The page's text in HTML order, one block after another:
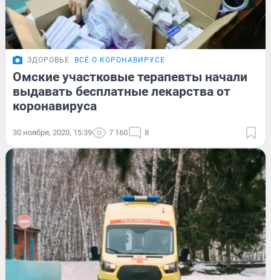
ЗДОРОВЬЕ ВСЁ О КОРОНАВИРУСЕ
Омские участковые терапевты начали
выдавать бесплатные лекарства от
коронавируса
30 ноября, 2020, 15:39 7 160 8